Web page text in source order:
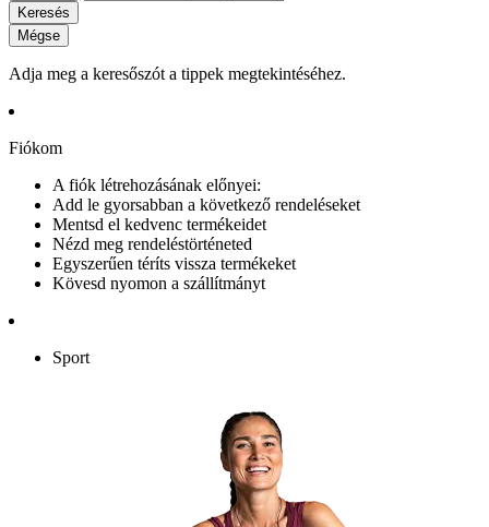
Keresés
Mégse
Adja meg a keresőszót a tippek megtekintéséhez.
Fiókom
A fiók létrehozásának előnyei:
Add le gyorsabban a következő rendeléseket
Mentsd el kedvenc termékeidet
Nézd meg rendeléstörténeted
Egyszerűen téríts vissza termékeket
Kövesd nyomon a szállítmányt
Sport